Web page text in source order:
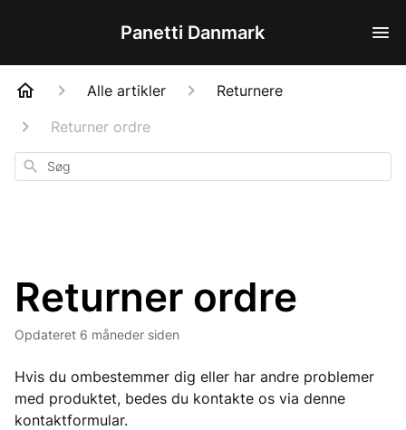
Panetti Danmark
Alle artikler
Returnere
Returner ordre
Søg
Returner ordre
Opdateret 6 måneder siden
Hvis du ombestemmer dig eller har andre problemer
med produktet, bedes du kontakte os via denne
kontaktformular.